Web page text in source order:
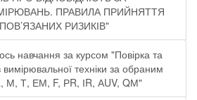
ПРАВИЛА ПРИЙНЯТТЯ
РИЗИКІВ"
навчання за курсом "Повірка та
вимірювальної техніки за обраним
М, Т, ЕМ, F, РR, ІR, АUV, QМ"